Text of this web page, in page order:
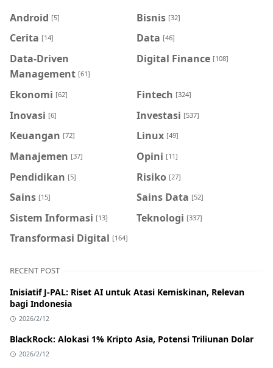
Android [5] Bisnis [32]
Cerita [14] Data [46]
Data-Driven
Management [61]
Digital Finance [108]
Ekonomi [62] Fintech [324]
Inovasi [6] Investasi [537]
Keuangan [72] Linux [49]
Manajemen [37] Opini [11]
Pendidikan [5] Risiko [27]
Sains [15] Sains Data [52]
Sistem Informasi [13] Teknologi [337]
Transformasi Digital [164]
RECENT POST
Inisiatif J-PAL: Riset AI untuk Atasi Kemiskinan, Relevan
bagi Indonesia
2026/2/12
BlackRock: Alokasi 1% Kripto Asia, Potensi Triliunan Dolar
2026/2/12